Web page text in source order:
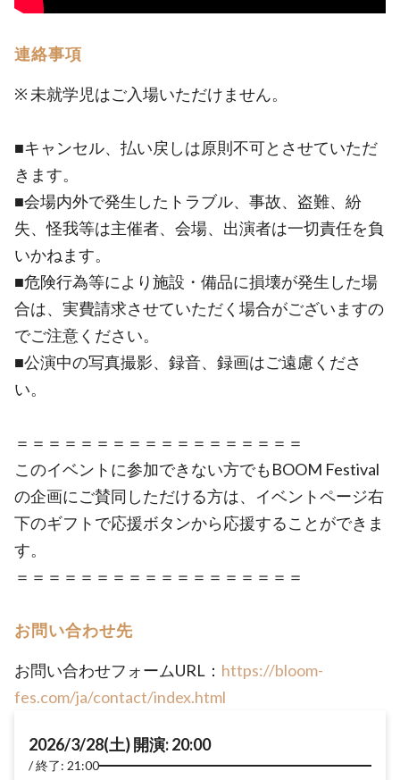
連絡事項
※ 未就学児はご入場いただけません。
■キャンセル、払い戻しは原則不可とさせていただ
きます。
■会場内外で発生したトラブル、事故、盗難、紛
失、怪我等は主催者、会場、出演者は一切責任を負
いかねます。
■危険行為等により施設・備品に損壊が発生した場
合は、実費請求させていただく場合がございますの
でご注意ください。
■公演中の写真撮影、録音、録画はご遠慮くださ
い。
＝＝＝＝＝＝＝＝＝＝＝＝＝＝＝＝＝＝
このイベントに参加できない方でもBOOM Festival
の企画にご賛同しただける方は、イベントページ右
下のギフトで応援ボタンから応援することができま
す。
＝＝＝＝＝＝＝＝＝＝＝＝＝＝＝＝＝＝
お問い合わせ先
お問い合わせフォームURL： https://bloom-
fes.com/ja/contact/index.html
2026/3/28(土) 開演: 20:00
終了: 21:00